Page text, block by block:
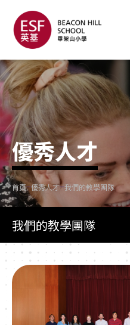
優秀人才
首頁 優秀人才 我們的教學團隊
我們的教學團隊